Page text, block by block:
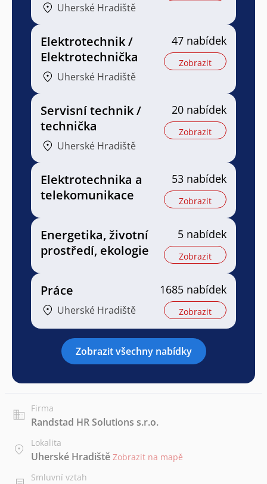
Uherské Hradiště
Elektrotechnik /
Elektrotechnička
Uherské Hradiště
47 nabídek
Zobrazit
Servisní technik /
technička
Uherské Hradiště
20 nabídek
Zobrazit
Elektrotechnika a
telekomunikace
53 nabídek
Zobrazit
Energetika, životní
prostředí, ekologie
5 nabídek
Zobrazit
Práce
Uherské Hradiště
1685 nabídek
Zobrazit
Zobrazit všechny nabídky
Firma
Randstad HR Solutions s.r.o.
Lokalita
Uherské Hradiště Zobrazit na mapě
Smluvní vztah